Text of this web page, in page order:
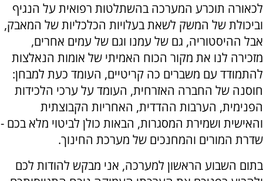
לכאורה תוכרע המערכה בהשתלטות רפואית על הנגיף
וביכולת של המשק לשאת בעלויות הכלכליות של המאבק,
אבל ההיסטוריה, גם של עמנו וגם של עמים אחרים,
מזכירה לנו את מקור הכוח האמיתי של אומות הנאלצות
להתמודד עם משברים כה קריטיים, העומד כעת למבחן:
חוסנה של החברה האזרחית, העומד על ערכי הלכידות
הפנימית, הערבות ההדדית, האחריות הקבוצתית
והאישית ושמירת המסגרות, הבאות כולן לביטוי מלא בכם -
שדרת המורים והמחנכים של מערכת החינוך.
בתום השבוע הראשון למערכה, אני מבקש להודות לכם